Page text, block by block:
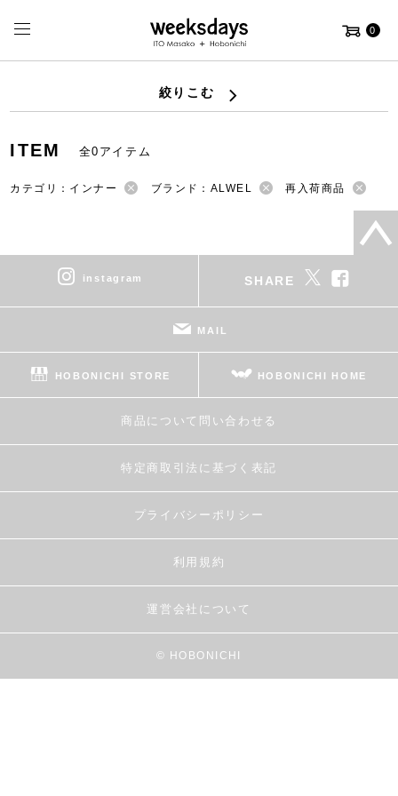
0
絞りこむ
ITEM 全0アイテム
カテゴリ：インナー ブランド：ALWEL 再入荷商品
instagram SHARE
MAIL
HOBONICHI STORE HOBONICHI HOME
商品について問い合わせる
特定商取引法に基づく表記
プライバシーポリシー
利用規約
運営会社について
© HOBONICHI